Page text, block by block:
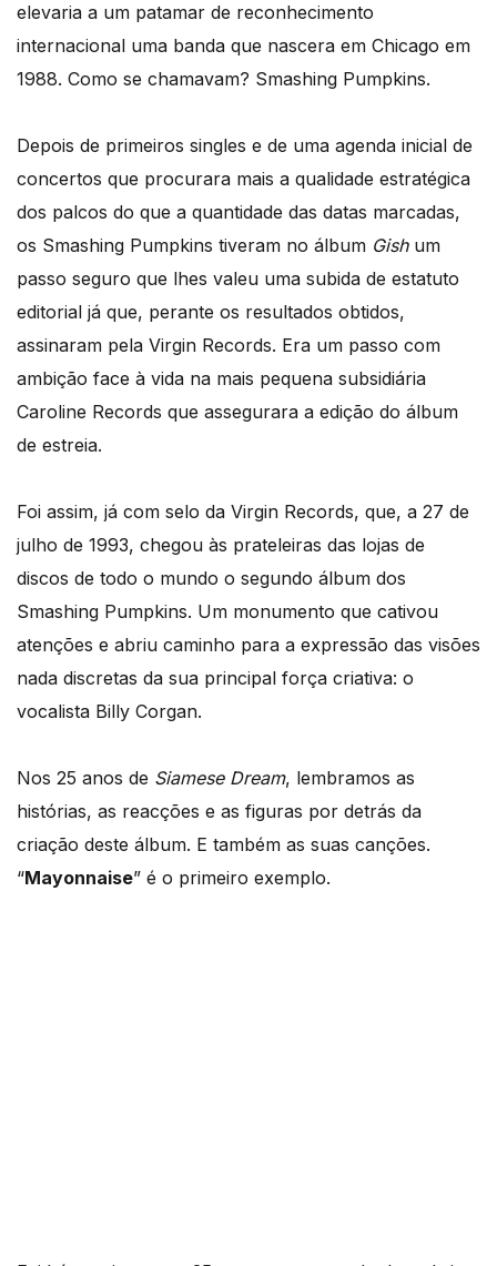
elevaria a um patamar de reconhecimento
internacional uma banda que nascera em Chicago em
1988. Como se chamavam? Smashing Pumpkins.
Depois de primeiros singles e de uma agenda inicial de
concertos que procurara mais a qualidade estratégica
dos palcos do que a quantidade das datas marcadas,
os Smashing Pumpkins tiveram no álbum Gishum
passo seguro que lhes valeu uma subida de estatuto
editorial já que, perante os resultados obtidos,
assinaram pela Virgin Records. Era um passo com
ambição face à vida na mais pequena subsidiária
Caroline Records que assegurara a edição do álbum
de estreia.
Foi assim, já com selo da Virgin Records, que, a 27 de
julho de 1993, chegou às prateleiras das lojas de
discos de todo o mundo o segundo álbum dos
Smashing Pumpkins. Um monumento que cativou
atenções e abriu caminho para a expressão das visões
nada discretas da sua principal força criativa: o
vocalista Billy Corgan.
Nos 25 anos de Siamese Dream, lembramos as
histórias, as reacções e as figuras por detrás da
criação deste álbum. E também as suas canções.
“Mayonnaise” é o primeiro exemplo.